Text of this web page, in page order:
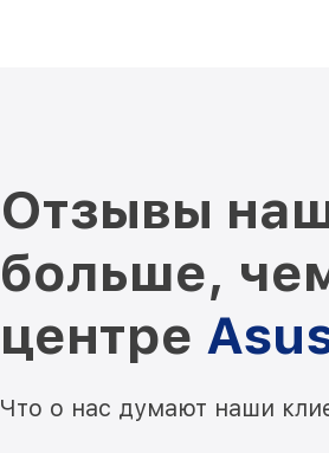
Отзывы
больше,
центре
Что о нас думают наши